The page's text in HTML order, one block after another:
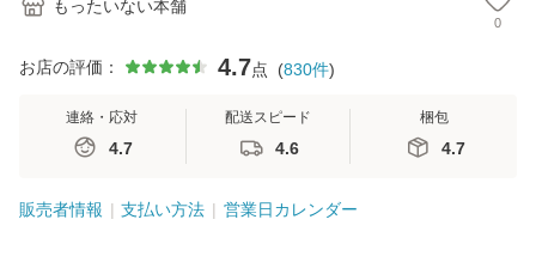
もったいない本舗
0
お店の評価： 4.7点 (830件)
連絡・応対
4.7
配送スピード
4.6
梱包
4.7
販売者情報 支払い方法 営業日カレンダー